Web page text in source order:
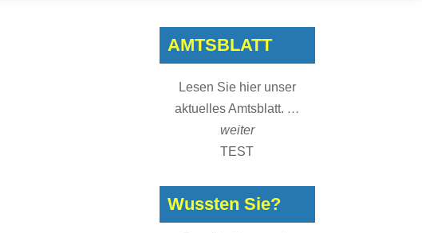
AMTSBLATT
Lesen Sie hier unser
aktuelles Amtsblatt. …
weiter
TEST
Wussten Sie?